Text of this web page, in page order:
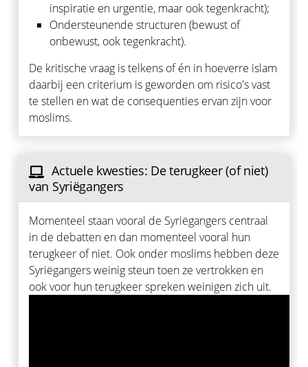
inspiratie en urgentie, maar ook tegenkracht);
Ondersteunende structuren (bewust of
onbewust, ook tegenkracht).
De kritische vraag is telkens of én in hoeverre islam
daarbij een criterium is geworden om risico's vast
te stellen en wat de consequenties ervan zijn voor
moslims.
Actuele kwesties: De terugkeer (of niet)
van Syriëgangers
Momenteel staan vooral de Syriëgangers centraal
in de debatten en dan momenteel vooral hun
terugkeer of niet. Ook onder moslims hebben deze
Syriëgangers weinig steun toen ze vertrokken en
ook voor hun terugkeer spreken weinigen zich uit.